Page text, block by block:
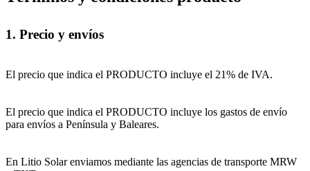
1. Precio y envíos
El precio que indica el PRODUCTO incluye el 21% de IVA.
El precio que indica el PRODUCTO incluye los gastos de envío
para envíos a Península y Baleares.
En Litio Solar enviamos mediante las agencias de transporte MRW